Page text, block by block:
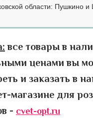
области: Пушкино и
все товары в
ценами вы
и заказать в
магазине для
- cvet-opt.ru